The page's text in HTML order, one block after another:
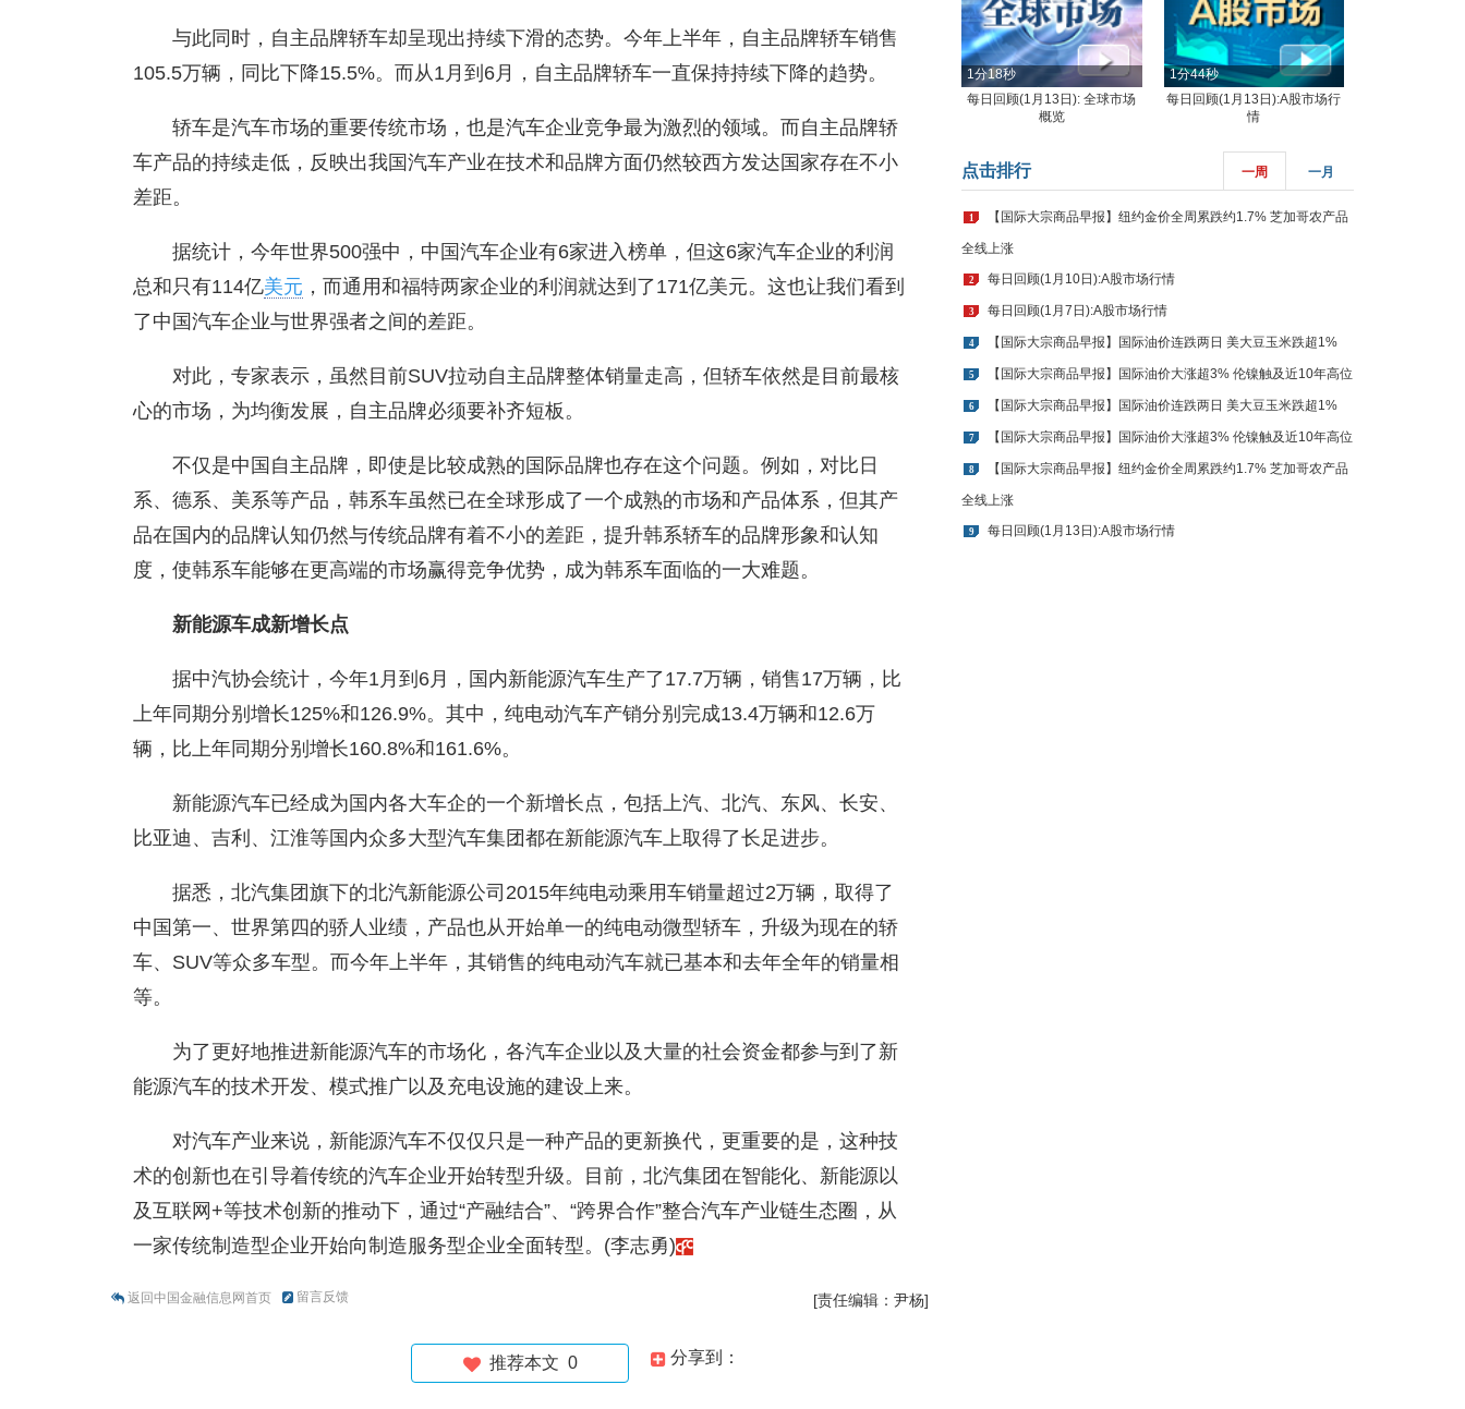
与此同时，自主品牌轿车却呈现出持续下滑的态势。今年上半年，自主品牌轿车销售
105.5万辆，同比下降15.5%。而从1月到6月，自主品牌轿车一直保持持续下降的趋势。
轿车是汽车市场的重要传统市场，也是汽车企业竞争最为激烈的领域。而自主品牌轿
车产品的持续走低，反映出我国汽车产业在技术和品牌方面仍然较西方发达国家存在不小
差距。
据统计，今年世界500强中，中国汽车企业有6家进入榜单，但这6家汽车企业的利润
总和只有114亿美元 ，而通用和福特两家企业的利润就达到了171亿美元。这也让我们看到
了中国汽车企业与世界强者之间的差距。
对此，专家表示，虽然目前SUV拉动自主品牌整体销量走高，但轿车依然是目前最核
心的市场，为均衡发展，自主品牌必须要补齐短板。
不仅是中国自主品牌，即使是比较成熟的国际品牌也存在这个问题。例如，对比日
系、德系、美系等产品，韩系车虽然已在全球形成了一个成熟的市场和产品体系，但其产
品在国内的品牌认知仍然与传统品牌有着不小的差距，提升韩系轿车的品牌形象和认知
度，使韩系车能够在更高端的市场赢得竞争优势，成为韩系车面临的一大难题。
新能源车成新增长点
据中汽协会统计，今年1月到6月，国内新能源汽车生产了17.7万辆，销售17万辆，比
上年同期分别增长125%和126.9%。其中，纯电动汽车产销分别完成13.4万辆和12.6万
辆，比上年同期分别增长160.8%和161.6%。
新能源汽车已经成为国内各大车企的一个新增长点，包括上汽、北汽、东风、长安、
比亚迪、吉利、江淮等国内众多大型汽车集团都在新能源汽车上取得了长足进步。
据悉，北汽集团旗下的北汽新能源公司2015年纯电动乘用车销量超过2万辆，取得了
中国第一、世界第四的骄人业绩，产品也从开始单一的纯电动微型轿车，升级为现在的轿
车、SUV等众多车型。而今年上半年，其销售的纯电动汽车就已基本和去年全年的销量相
等。
为了更好地推进新能源汽车的市场化，各汽车企业以及大量的社会资金都参与到了新
能源汽车的技术开发、模式推广以及充电设施的建设上来。
对汽车产业来说，新能源汽车不仅仅只是一种产品的更新换代，更重要的是，这种技
术的创新也在引导着传统的汽车企业开始转型升级。目前，北汽集团在智能化、新能源以
及互联网+等技术创新的推动下，通过“产融结合”、“跨界合作”整合汽车产业链生态圈，从
一家传统制造型企业开始向制造服务型企业全面转型。(李志勇)
返回中国金融信息网首页 留言反馈 [责任编辑：尹杨]
分享到：
推荐本文 0
1分18秒
每日回顾(1月13日): 全球市场
概览
1分44秒
每日回顾(1月13日):A股市场行
情
点击排行 一周 一月
1 【国际大宗商品早报】纽约金价全周累跌约1.7% 芝加哥农产品
全线上涨
2 每日回顾(1月10日):A股市场行情
3 每日回顾(1月7日):A股市场行情
4 【国际大宗商品早报】国际油价连跌两日 美大豆玉米跌超1%
5 【国际大宗商品早报】国际油价大涨超3% 伦镍触及近10年高位
6 【国际大宗商品早报】国际油价连跌两日 美大豆玉米跌超1%
7 【国际大宗商品早报】国际油价大涨超3% 伦镍触及近10年高位
8 【国际大宗商品早报】纽约金价全周累跌约1.7% 芝加哥农产品
全线上涨
9 每日回顾(1月13日):A股市场行情